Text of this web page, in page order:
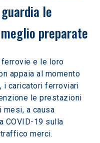
le
preparate
appaia al momento
i caricatori ferroviari
le prestazioni
a causa
COVID-19 sulla
merci.